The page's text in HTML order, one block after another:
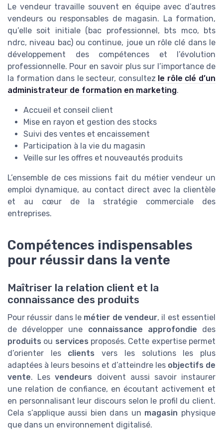
Le vendeur travaille souvent en équipe avec d’autres
vendeurs ou responsables de magasin. La formation,
qu’elle soit initiale (bac professionnel, bts mco, bts
ndrc, niveau bac) ou continue, joue un rôle clé dans le
développement des compétences et l’évolution
professionnelle. Pour en savoir plus sur l’importance de
la formation dans le secteur, consultez le rôle clé d’un
administrateur de formation en marketing.
Accueil et conseil client
Mise en rayon et gestion des stocks
Suivi des ventes et encaissement
Participation à la vie du magasin
Veille sur les offres et nouveautés produits
L’ensemble de ces missions fait du métier vendeur un
emploi dynamique, au contact direct avec la clientèle
et au cœur de la stratégie commerciale des
entreprises.
Compétences indispensables
pour réussir dans la vente
Maîtriser la relation client et la
connaissance des produits
Pour réussir dans le métier de vendeur, il est essentiel
de développer une connaissance approfondie des
produits ou services proposés. Cette expertise permet
d’orienter les clients vers les solutions les plus
adaptées à leurs besoins et d’atteindre les objectifs de
vente. Lesvendeurs doivent aussi savoir instaurer
une relation de confiance, en écoutant activement et
en personnalisant leur discours selon le profil du client.
Cela s’applique aussi bien dans un magasin physique
que dans un environnement digitalisé.